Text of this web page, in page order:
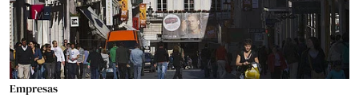
Empresas